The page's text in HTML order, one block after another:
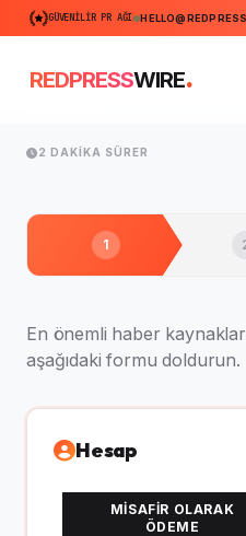
GÜVENILIR PR AĞI
REDPRESSWIRE.
2 DAKIKA SÜRER
1
En önemli haber
aşağıdaki formu doldurun.
Hesap
MISAFIR OLARAK
ÖDEME